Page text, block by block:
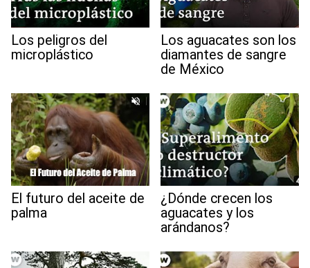
Los peligros del
microplástico
Los aguacates son los
diamantes de sangre
de México
El futuro del aceite de
palma
¿Dónde crecen los
aguacates y los
arándanos?